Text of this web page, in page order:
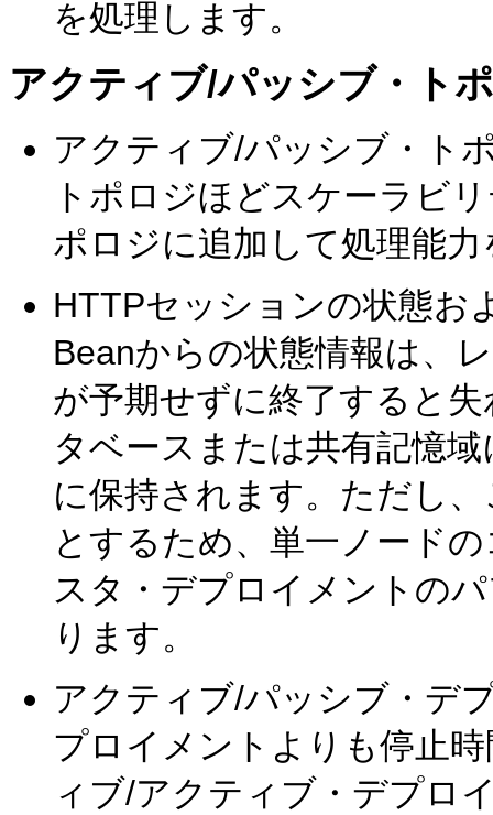
を処理します。
アクティブ/パッシブ・ト
アクティブ/パッシブ・ト
トポロジほどスケーラビ
ポロジに追加して処理能
HTTPセッションの状態お
Beanからの状態情報は、
が予期せずに終了すると
タベースまたは共有記憶
に保持されます。ただし
とするため、単一ノード
スタ・デプロイメントの
ります。
アクティブ/パッシブ・デ
プロイメントよりも停止
ィブ/アクティブ・デプロ